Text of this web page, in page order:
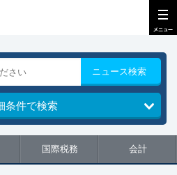
ニュース検索
条件で検索
国際税務 会計